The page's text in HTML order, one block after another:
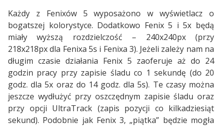
Każdy z Fenixów 5 wyposażono w wyświetlacz o
bogatszej kolorystyce. Dodatkowo Fenix 5 i 5x będą
miały wyższą rozdzielczość – 240x240px (przy
218x218px dla Fenixa 5s i Fenixa 3). Jeżeli zależy nam na
długim czasie działania Fenix 5 zaoferuje aż do 24
godzin pracy przy zapisie śladu co 1 sekundę (do 20
godz. dla 5x oraz do 14 godz. dla 5s). Te czasy można
jeszcze wydłużyć przy oszczędnym zapisie śladu oraz
przy opcji UltraTrack (zapis pozycji co kilkadziesiąt
sekund). Podobnie jak Fenix 3, „piątka” będzie mogła